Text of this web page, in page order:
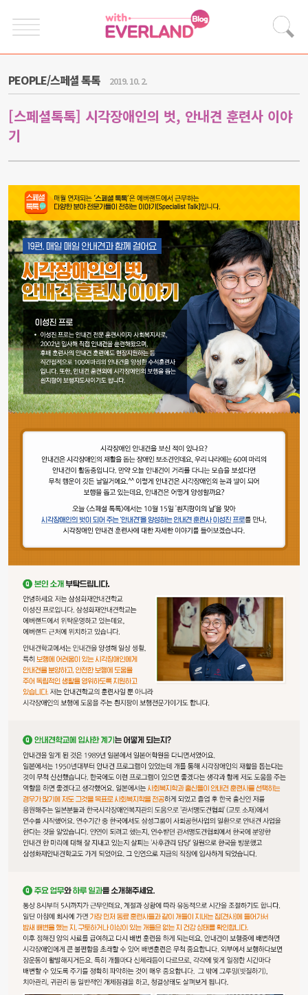
PEOPLE/스페셜 톡톡 2019. 10. 2.
[스페셜톡톡] 시각장애인의 벗, 안내견 훈련사 이야
기